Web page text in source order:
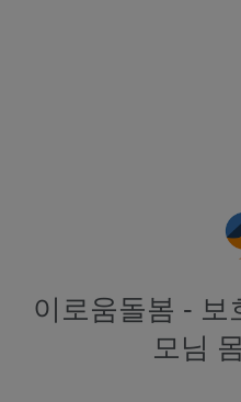
이로움돌봄 - 보
모님